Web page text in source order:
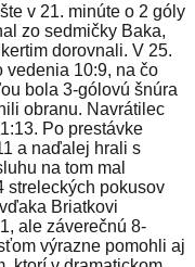
v 21. minúte o 2 góly
zo sedmičky Baka,
dorovnali. V 25.
vedenia 10:9, na čo
bola 3-gólovú šnúra
obranu. Navrátilec
Po prestávke
a naďalej hrali s
na tom mal
streleckých pokusov
Briatkovi
ale záverečnú 8-
výrazne pomohli aj